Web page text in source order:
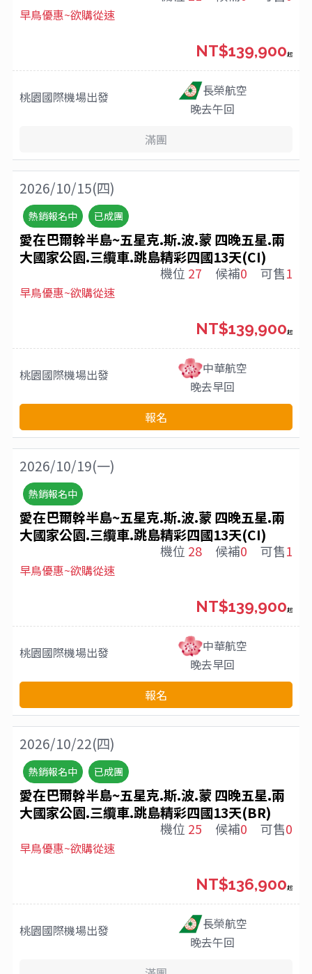
早鳥優惠~欲購從速
桃園國際機場出發
長榮航空
晚去午回
NT$139,900起
滿團
2026/10/15(四)
熱銷報名中 已成團
愛在巴爾幹半島~五星克.斯.波.蒙 四晚五星.兩
大國家公園.三纜車.跳島精彩四國13天(CI)
機位 27 候補0 可售1
早鳥優惠~欲購從速
桃園國際機場出發
中華航空
晚去早回
NT$139,900起
報名
2026/10/19(一)
熱銷報名中
愛在巴爾幹半島~五星克.斯.波.蒙 四晚五星.兩
大國家公園.三纜車.跳島精彩四國13天(CI)
機位 28 候補0 可售1
早鳥優惠~欲購從速
桃園國際機場出發
中華航空
晚去早回
NT$139,900起
報名
2026/10/22(四)
熱銷報名中 已成團
愛在巴爾幹半島~五星克.斯.波.蒙 四晚五星.兩
大國家公園.三纜車.跳島精彩四國13天(BR)
機位 25 候補0 可售0
早鳥優惠~欲購從速
桃園國際機場出發
長榮航空
晚去午回
NT$136,900起